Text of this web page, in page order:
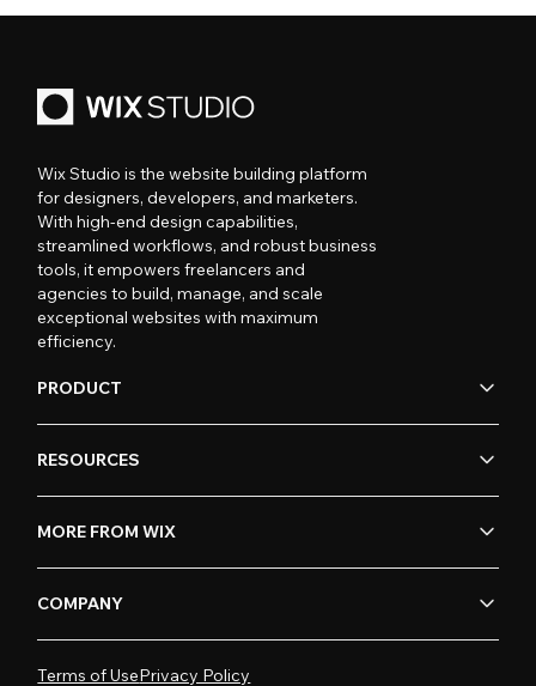
Wix Studio is the website building platform
for designers, developers, and marketers.
With high-end design capabilities,
streamlined workflows, and robust business
tools, it empowers freelancers and
agencies to build, manage, and scale
exceptional websites with maximum
efficiency.
PRODUCT
RESOURCES
MORE FROM WIX
COMPANY
Terms of UsePrivacy Policy